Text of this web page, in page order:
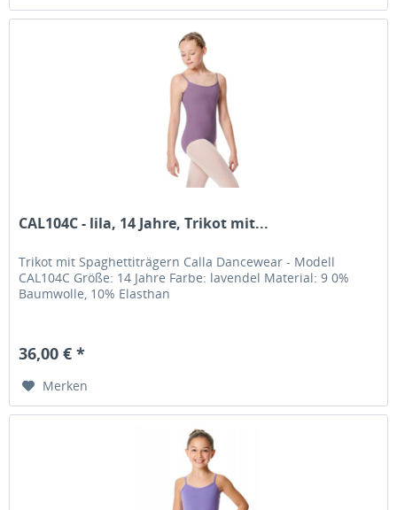
CAL104C - lila, 14 Jahre, Trikot mit...
Trikot mit Spaghettiträgern Calla Dancewear - Modell
CAL104C Größe: 14 Jahre Farbe: lavendel Material: 9 0%
Baumwolle, 10% Elasthan
36,00 € *
Merken